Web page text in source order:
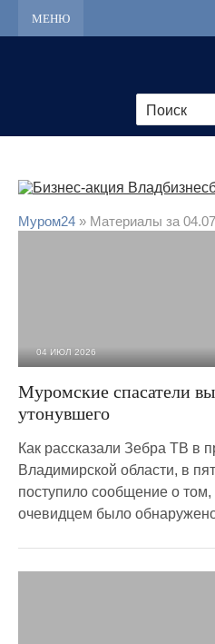
МЕНЮ
Муром24 » Материалы за
04 ИЮЛ 2026
Муромские спасатели
утонувшего
Как рассказали Зебра ТВ в
Владимирской области, в
поступило сообщение о
очевидцем было